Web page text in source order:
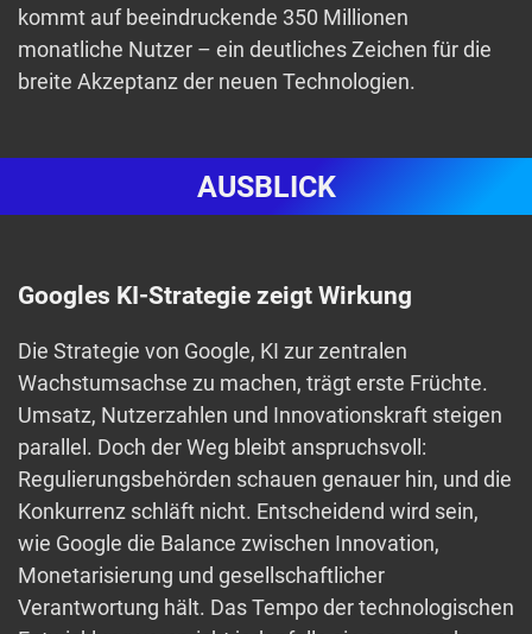
kommt auf beeindruckende 350 Millionen
monatliche Nutzer – ein deutliches Zeichen für die
breite Akzeptanz der neuen Technologien.
AUSBLICK
Googles KI-Strategie zeigt Wirkung
Die Strategie von Google, KI zur zentralen
Wachstumsachse zu machen, trägt erste Früchte.
Umsatz, Nutzerzahlen und Innovationskraft steigen
parallel. Doch der Weg bleibt anspruchsvoll:
Regulierungsbehörden schauen genauer hin, und die
Konkurrenz schläft nicht. Entscheidend wird sein,
wie Google die Balance zwischen Innovation,
Monetarisierung und gesellschaftlicher
Verantwortung hält. Das Tempo der technologischen